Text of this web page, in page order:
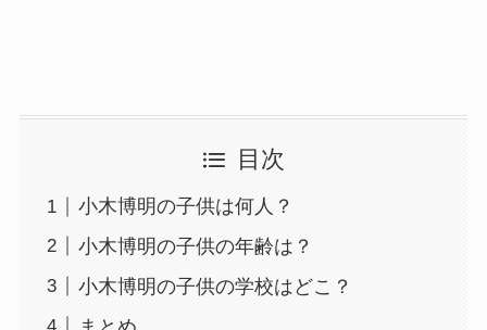
目次
小木博明の子供は何人？
小木博明の子供の年齢は？
小木博明の子供の学校はどこ？